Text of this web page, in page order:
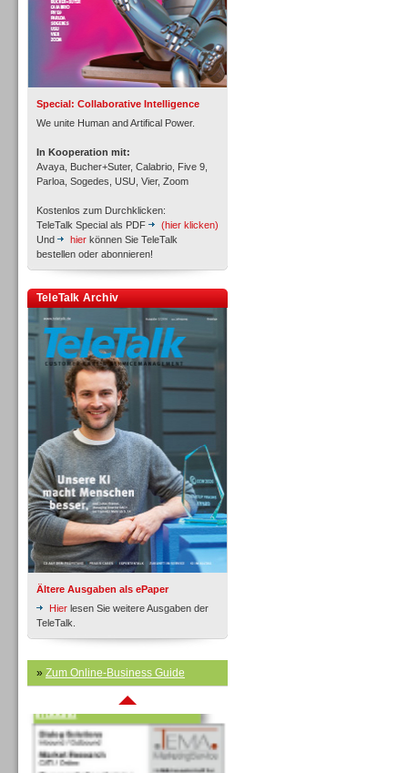
Special: Collaborative Intelligence
We unite Human and Artifical Power.
In Kooperation mit:
Avaya, Bucher+Suter, Calabrio, Five 9,
Parloa, Sogedes, USU, Vier, Zoom
Kostenlos zum Durchklicken:
TeleTalk Special als PDF
(hier klicken)
Und
hier können Sie TeleTalk
bestellen oder abonnieren!
TeleTalk Archiv
Ältere Ausgaben als ePaper
Hier lesen Sie weitere Ausgaben der
TeleTalk.
» Zum Online-Business Guide
Inbound
Inbound
Inbound
Inbound